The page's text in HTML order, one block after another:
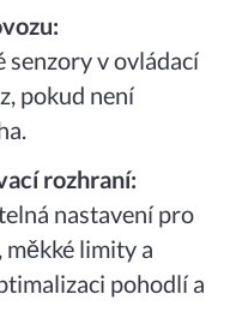
v ovládací
pokud není
rozhraní:
nastavení pro
limity a
pohodlí a